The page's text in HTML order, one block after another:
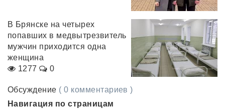
В Брянске на четырех
попавших в медвытрезвитель
мужчин приходится одна
женщина
1277
0
Обсуждение ( 0 комментариев )
Навигация по страницам